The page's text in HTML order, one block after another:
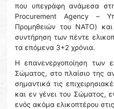
που υπεγράφη ανάμεσα
Procurement Agency –
Προμηθειών του ΝΑΤΟ)
συντήρηση των πέντε
τα επόμενα 3+2 χρόνια.
Η επανενεργοποίηση των
Σώματος, στο πλαίσιο της
σημαντικά τις
και εν γένει του Σώματος,
ενός ακόμα ελικοπτέρου